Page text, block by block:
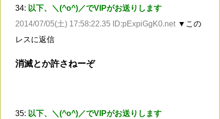
34: 以下、＼(^o^)／でVIPがお送りします
2014/07/05(土) 17:58:22.35 ID:pExpiGgK0.net ▼この
レスに返信
消滅とか許さねーぞ
35: 以下、＼(^o^)／でVIPがお送りします